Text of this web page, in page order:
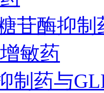
苷酶抑制
敏药
制药与